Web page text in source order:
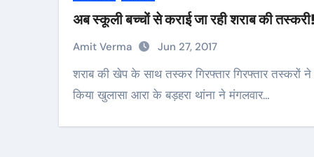
अब स्कूली बच्चों से कराई जा रही शराब की
Amit Verma Jun 27, 2017
शराब की खेप के साथ तस्कर गिरफ्तार गिरफ्तार तस्करों ने
किया खुलासा आरा के बड़हरा थांना ने मंगलवार…